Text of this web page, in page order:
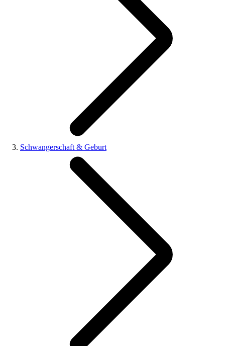
Schwangerschaft & Geburt